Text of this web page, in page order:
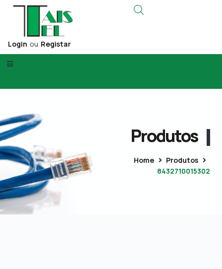
Login ou Registar
Produtos
Home
Produtos
8432710015302